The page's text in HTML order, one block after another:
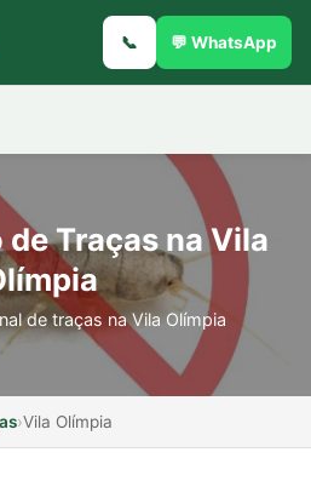
📞 💬 WhatsApp
Traças na Vila
de traças na Vila Olímpia
›Vila Olímpia